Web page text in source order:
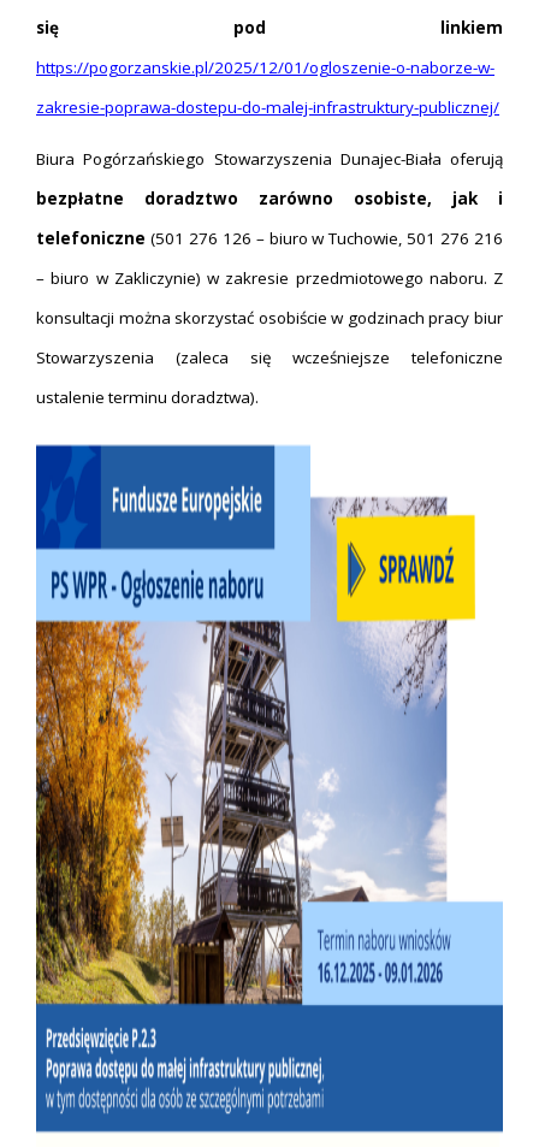
się pod linkiem
https://pogorzanskie.pl/2025/12/01/ogloszenie-o-naborze-w-
zakresie-poprawa-dostepu-do-malej-infrastruktury-publicznej/
Biura Pogórzańskiego Stowarzyszenia Dunajec-Biała oferują
bezpłatne doradztwo zarówno osobiste, jak i
telefoniczne (501 276 126 – biuro w Tuchowie, 501 276 216
– biuro w Zakliczynie) w zakresie przedmiotowego naboru. Z
konsultacji można skorzystać osobiście w godzinach pracy biur
Stowarzyszenia (zaleca się wcześniejsze telefoniczne
ustalenie terminu doradztwa).